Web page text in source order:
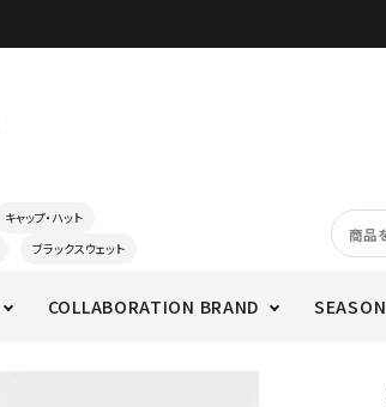
キャップ・ハット
ブラックスウェット
COLLABORATION BRAND SEASON